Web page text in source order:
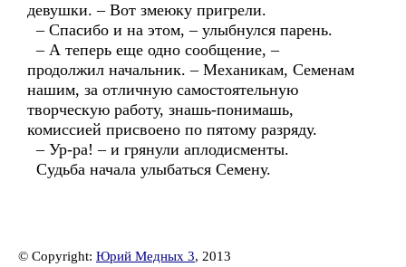
девушки. – Вот змеюку пригрели.
– Спасибо и на этом, – улыбнулся парень.
– А теперь еще одно сообщение, –
продолжил начальник. – Механикам, Семенам
нашим, за отличную самостоятельную
творческую работу, знашь-понимашь,
комиссией присвоено по пятому разряду.
– Ур-ра! – и грянули аплодисменты.
Судьба начала улыбаться Семену.
© Copyright: Юрий Медных 3, 2013